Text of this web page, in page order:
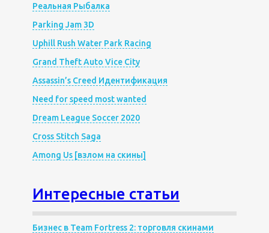
Реальная Рыбалка
Parking Jam 3D
Uphill Rush Water Park Racing
Grand Theft Auto Vice City
Assassin’s Creed Идентификация
Need for speed most wanted
Dream League Soccer 2020
Cross Stitch Saga
Among Us [взлом на скины]
Интересные статьи
Бизнес в Team Fortress 2: торговля скинами